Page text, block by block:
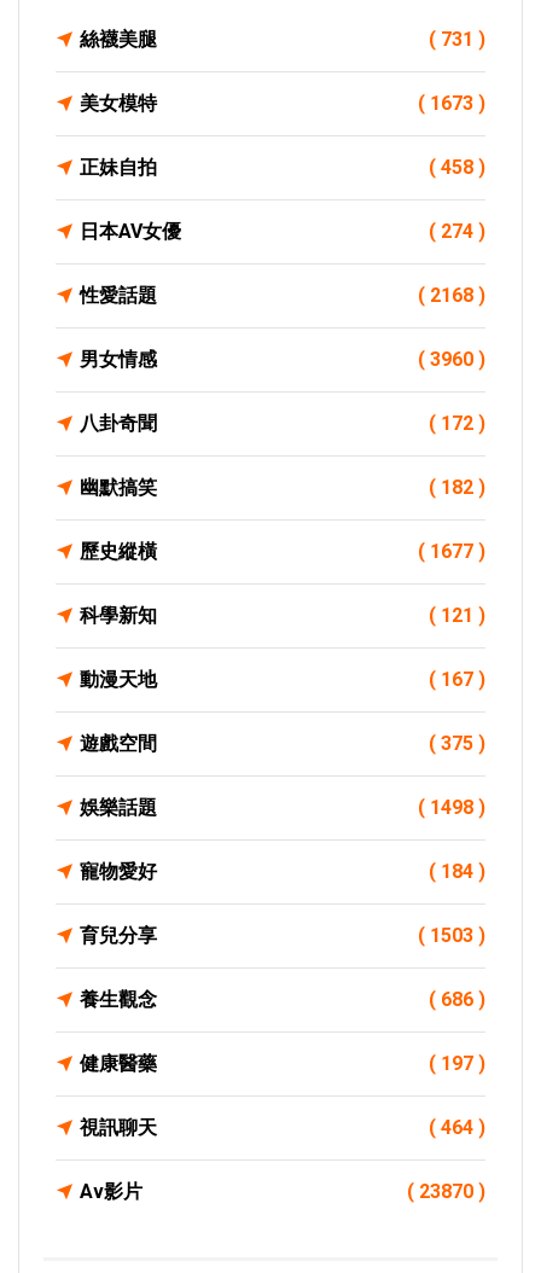
絲襪美腿 ( 731 )
美女模特 ( 1673 )
正妹自拍 ( 458 )
日本AV女優 ( 274 )
性愛話題 ( 2168 )
男女情感 ( 3960 )
八卦奇聞 ( 172 )
幽默搞笑 ( 182 )
歷史縱橫 ( 1677 )
科學新知 ( 121 )
動漫天地 ( 167 )
遊戲空間 ( 375 )
娛樂話題 ( 1498 )
寵物愛好 ( 184 )
育兒分享 ( 1503 )
養生觀念 ( 686 )
健康醫藥 ( 197 )
視訊聊天 ( 464 )
Av影片 ( 23870 )